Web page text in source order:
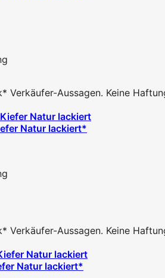
Verkäufer-Aussagen. Keine
Natur lackiert*
Verkäufer-Aussagen. Keine
Natur lackiert*